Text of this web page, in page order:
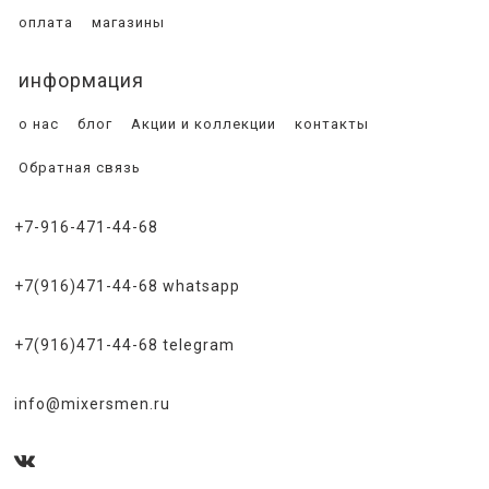
оплата магазины
информация
о нас блог Акции и коллекции контакты
Обратная связь
+7-916-471-44-68
+7(916)471-44-68 whatsapp
+7(916)471-44-68 telegram
info@mixersmen.ru